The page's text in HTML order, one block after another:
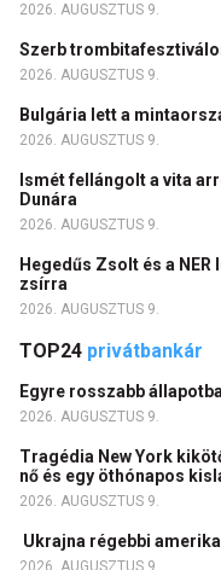
2026. AUGUSZTUS 9.
Szerb
2026. AUGUSZTUS 9.
Bulgária lett a
2026. AUGUSZTUS 9.
Ismét fellángolt a vita
Dunára
2026. AUGUSZTUS 9.
Hegedűs Zsolt és a
zsírra
2026. AUGUSZTUS 9.
TOP24 privátbankár
Egyre rosszabb
2026. AUGUSZTUS 9.
Tragédia New York
nő és egy öthónapos
2026. AUGUSZTUS 9.
Ukrajna régebbi